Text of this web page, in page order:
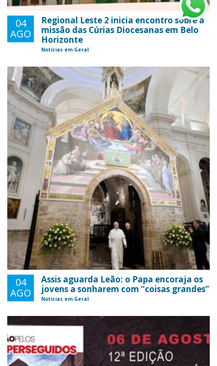
04
AGO
Regional Leste 2 inicia encontro sobre a
missão das Cúrias Diocesanas em Belo
Horizonte
Notícias em Geral
04
AGO
Assis aguarda Leão: o Papa encoraja os
jovens a sonharem com “coisas grandes”
Notícias em Geral